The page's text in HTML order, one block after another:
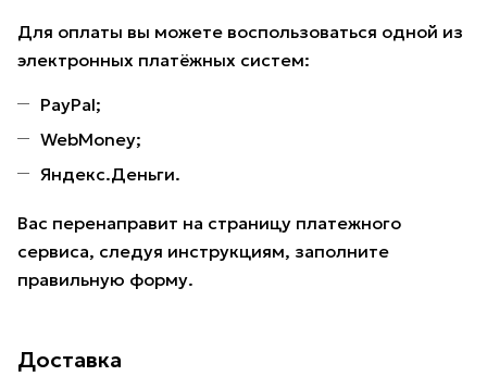
Для оплаты вы можете воспользоваться одной из
электронных платёжных систем:
PayPal;
WebMoney;
Яндекс.Деньги.
Вас перенаправит на страницу платежного
сервиса, следуя инструкциям, заполните
правильную форму.
Доставка